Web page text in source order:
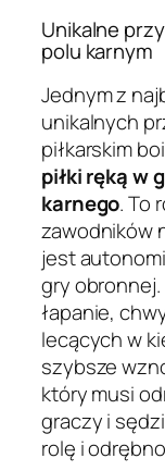
Unikalne
polu karnym
Jednym z
unikalnych
piłkarskim
piłki ręką w
karnego. To
zawodników
jest
gry
łapanie,
lecących w
szybsze
który musi
graczy i
rolę i